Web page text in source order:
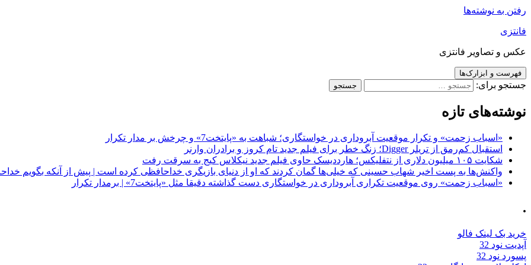
رفتن به نوشته‌ها
فانتزی
عکس و تصاویر فانتزی
فهرست و ابزارک‌ها
جستجو برای:
نوشته‌های تازه
«اسباب زحمت» و تکرار موقعیت آبروداری در خواستگاری؛ شباهت به «پایتخت7» و چرخش بر مدار تکرار
استقبال کم‌رمق از تریلر Digger؛ زنگ خطر برای فیلم جدید تام کروز و برادران وارنر
شکایت ۱۰۵ میلیون دلاری از نتفلیکس؛ هارددیسک حاوی فیلم جدید نیکلاس کیج به سرقت رفت
واکنش‌ها به پست اخیر شهاب حسینی که خیلی‌ها گمان کردند که او از دنیای بازیگری خداحافظی کرده است | پیش از آنکه بگویم
«اسباب زحمت» روی موقعیت تکراری آبروداری در خواستگاری دست گذاشته دقیقا مثل «پایتخت7» | برمدار تکرار
.
خرید بک لینک فالو
آپدیت نود 32
پسورد نود 32